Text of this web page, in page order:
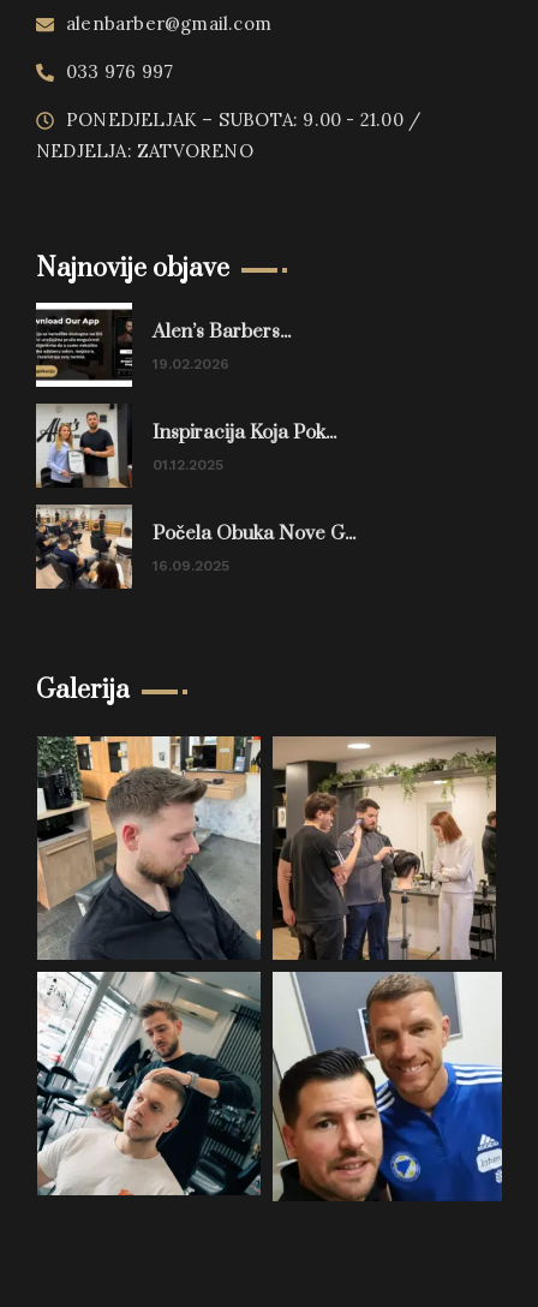
alenbarber@gmail.com
033 976 997
PONEDJELJAK – SUBOTA: 9.00 - 21.00 /
NEDJELJA: ZATVORENO
Najnovije objave
Alen’s Barbers...
19.02.2026
Inspiracija Koja Pok...
01.12.2025
Počela Obuka Nove G...
16.09.2025
Galerija